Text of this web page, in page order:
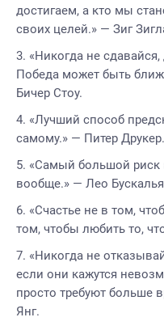
достигаем, а кто мы
своих целей.» — Зиг
«Никогда не
Победа может быть
Бичер Стоу.
«Лучший способ
самому.» — Питер Друкер.
«Самый большой риск
вообще.» — Лео
«Счастье не в том,
том, чтобы любить то,
«Никогда не
если они кажутся
просто требуют больше
Янг.